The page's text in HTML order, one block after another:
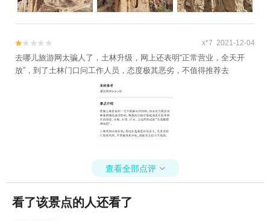

 x*7 2021-12-04
去哪儿旅游网太骗人了，土林升级，网上还表明“正常营业，全天开
放”，到了土林门口问工作人员，态度极其恶劣，不值得推荐去
查看全部点评 
看了该景点的人还看了